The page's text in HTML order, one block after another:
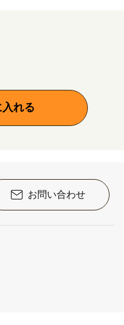
れる
お問い合わせ